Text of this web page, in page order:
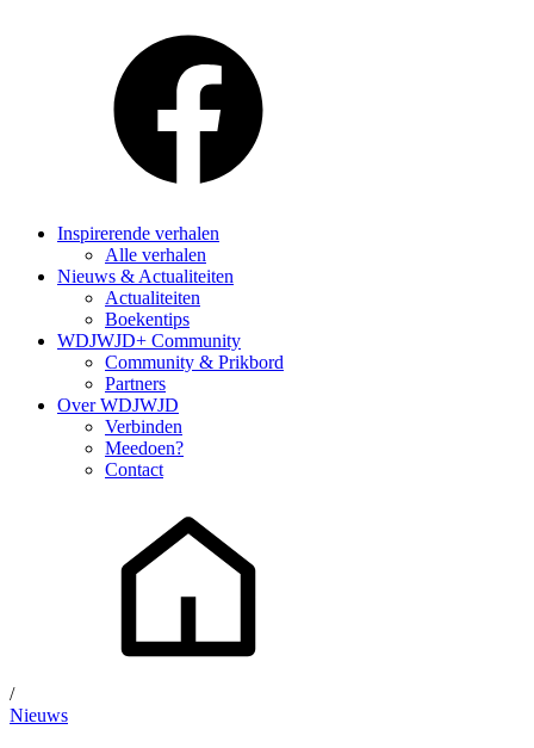
Inspirerende verhalen
Alle verhalen
Nieuws & Actualiteiten
Actualiteiten
Boekentips
WDJWJD+ Community
Community & Prikbord
Partners
Over WDJWJD
Verbinden
Meedoen?
Contact
/
Nieuws